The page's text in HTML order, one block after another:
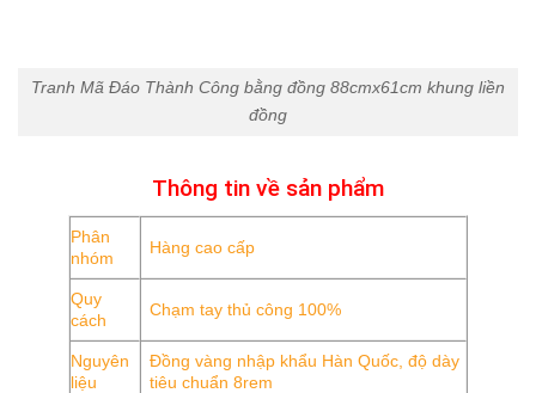
Tranh Mã Đáo Thành Công bằng đồng 88cmx61cm khung liền
đồng
Thông tin về sản phẩm
Phân
nhóm
Hàng cao cấp
Quy
cách
Chạm tay thủ công 100%
Nguyên
liệu
Đồng vàng nhập khẩu Hàn Quốc, độ dày
tiêu chuẩn 8rem